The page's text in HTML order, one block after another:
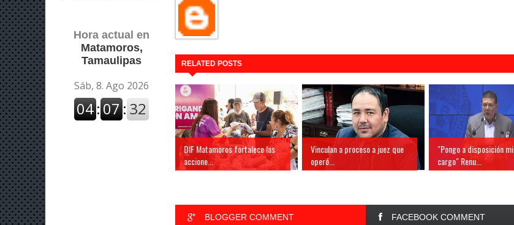
Hora actual en
Matamoros,
Tamaulipas
RELATED POSTS
DIF Matamoros fortalece las
accione...
Vinculan a proceso a juez que
operó...
"Pongo a disposición mi
cargo" Renu...
BLOGGER COMMENT FACEBOOK COMMENT